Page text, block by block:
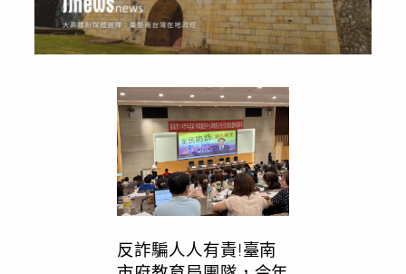
反詐騙人人有責!臺南